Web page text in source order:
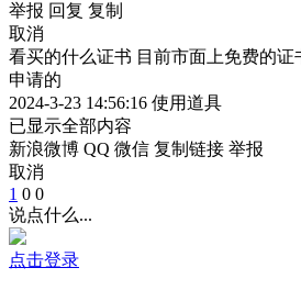
举报 回复 复制
取消
看买的什么证书 目前市面上免费的证
申请的
2024-3-23 14:56:16 使用道具
已显示全部内容
新浪微博 QQ 微信 复制链接 举报
取消
1 0 0
说点什么...
点击登录